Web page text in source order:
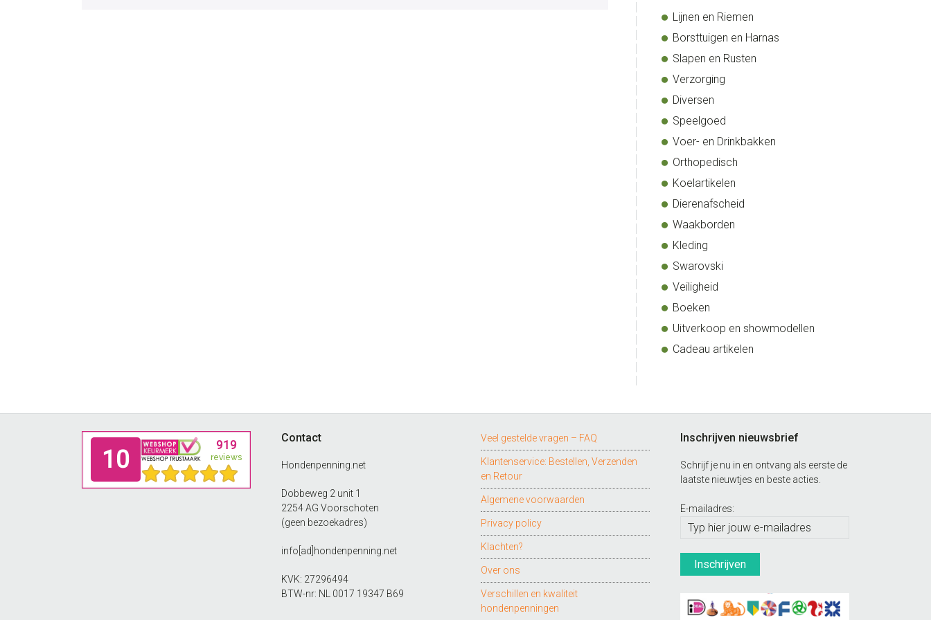
Lijnen en Riemen
Borsttuigen en Harnas
Slapen en Rusten
Verzorging
Diversen
Speelgoed
Voer- en Drinkbakken
Orthopedisch
Koelartikelen
Dierenafscheid
Waakborden
Kleding
Swarovski
Veiligheid
Boeken
Uitverkoop en showmodellen
Cadeau artikelen
Contact
Hondenpenning.net
Dobbeweg 2 unit 1
2254 AG Voorschoten
(geen bezoekadres)
info[ad]hondenpenning.net
KVK: 27296494
BTW-nr: NL 0017 19347 B69
Veel gestelde vragen – FAQ
Klantenservice: Bestellen, Verzenden
en Retour
Algemene voorwaarden
Privacy policy
Klachten?
Over ons
Verschillen en kwaliteit
hondenpenningen
Inschrijven nieuwsbrief
Schrijf je nu in en ontvang als eerste de
laatste nieuwtjes en beste acties.
E-mailadres: